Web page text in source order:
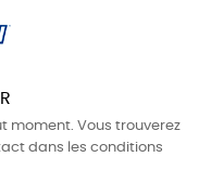
moment. Vous trouverez
dans les conditions